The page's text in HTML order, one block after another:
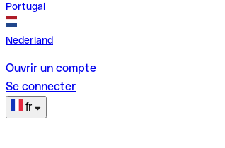
Portugal
Nederland
Ouvrir un compte
Se connecter
fr